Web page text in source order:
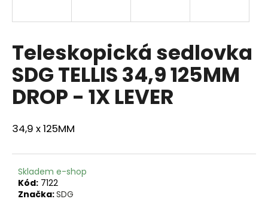
Teleskopická sedlovka
SDG TELLIS 34,9 125MM
DROP - 1X LEVER
34,9 x 125MM
Skladem e-shop
Kód: 7122
Značka:SDG
í
t
?
D